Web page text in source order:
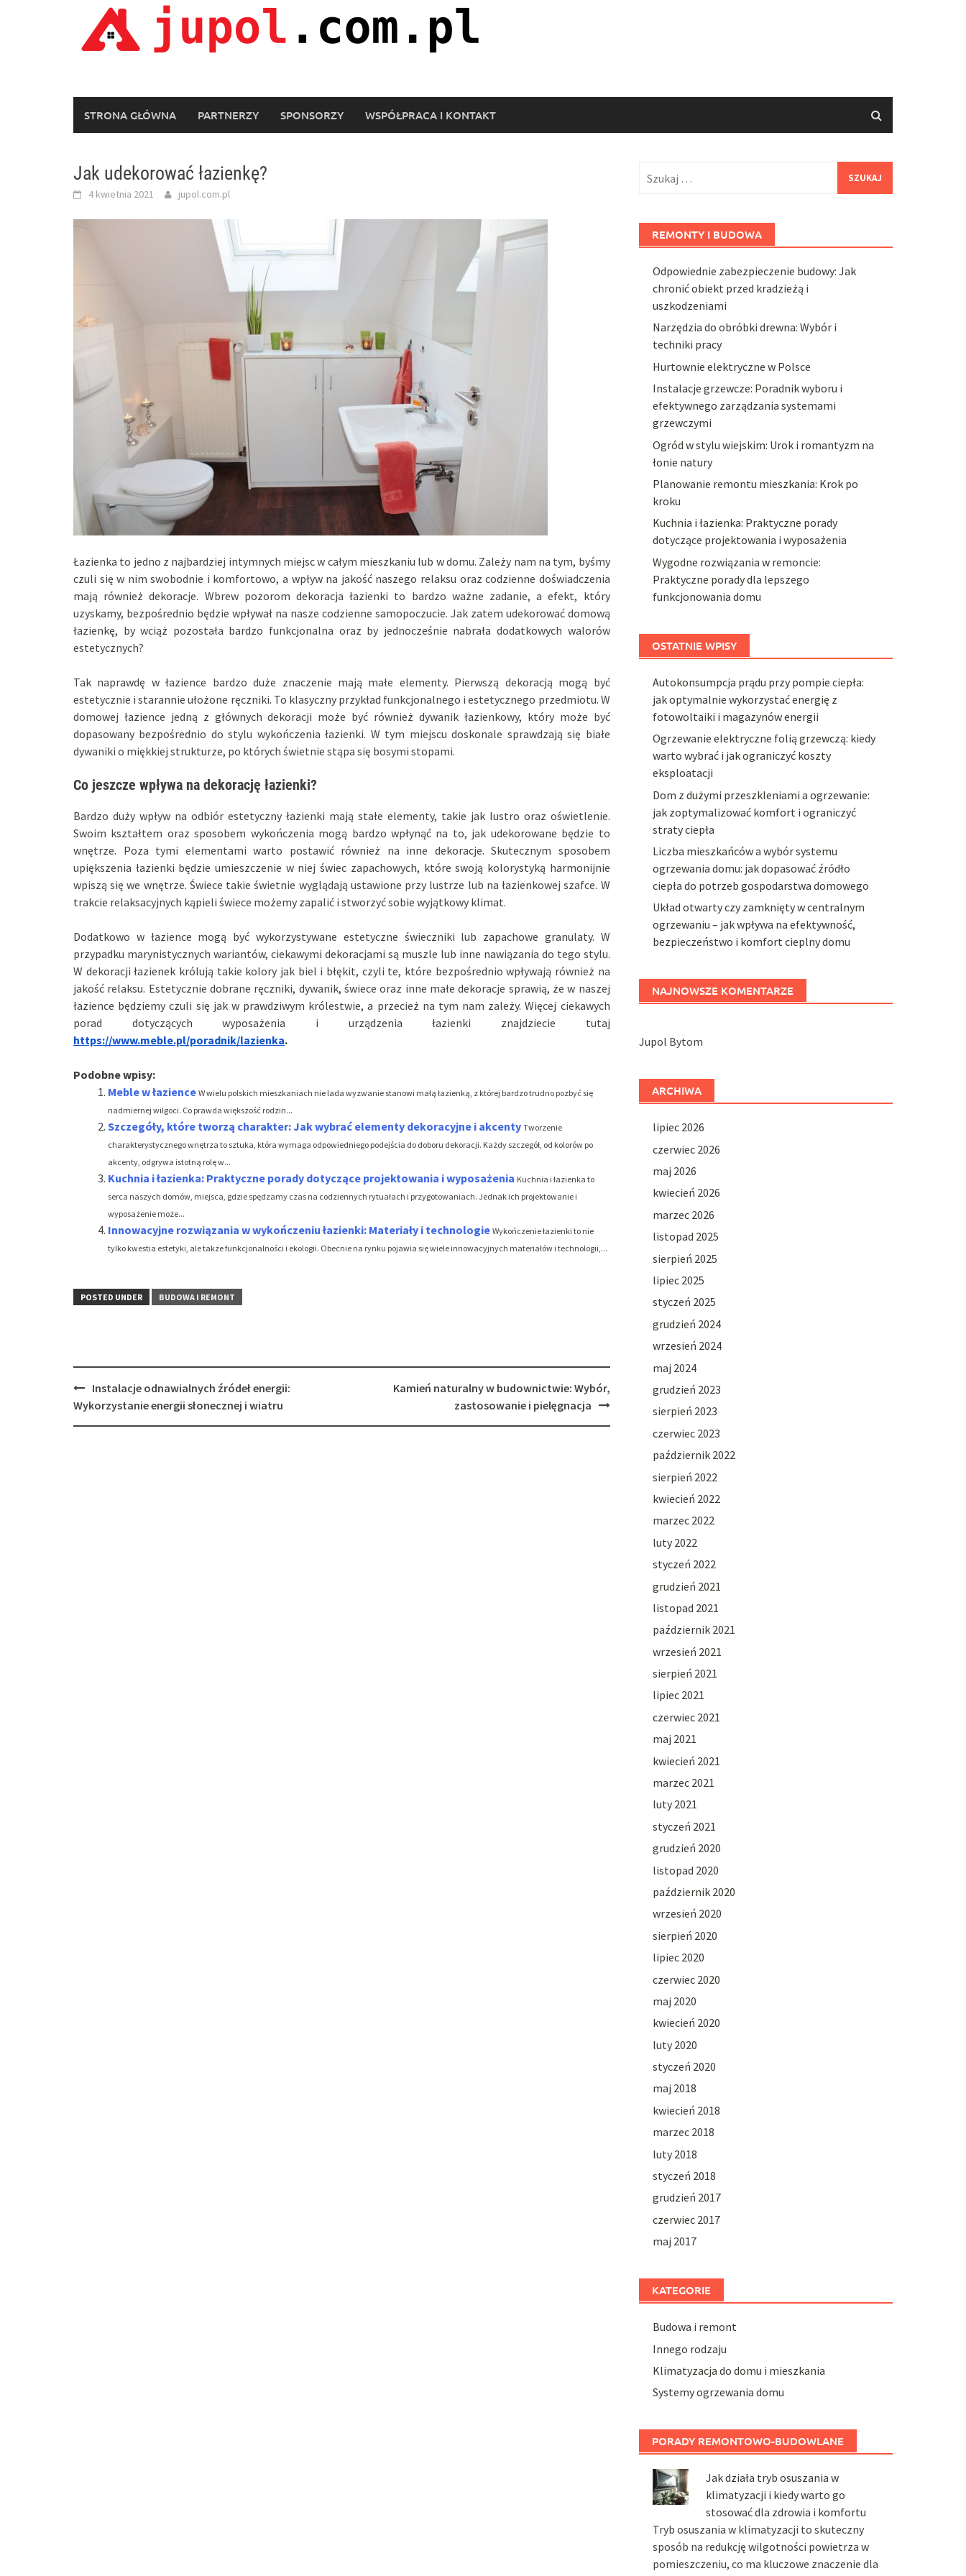
STRONA GŁÓWNA PARTNERZY SPONSORZY WSPÓŁPRACA I KONTAKT
Jak udekorować łazienkę?
4 kwietnia 2021 jupol.com.pl
Łazienka to jedno z najbardziej intymnych miejsc w całym mieszkaniu lub w domu. Zależy nam na tym, byśmy
czuli się w nim swobodnie i komfortowo, a wpływ na jakość naszego relaksu oraz codzienne doświadczenia
mają również dekoracje. Wbrew pozorom dekoracja łazienki to bardzo ważne zadanie, a efekt, który
uzyskamy, bezpośrednio będzie wpływał na nasze codzienne samopoczucie. Jak zatem udekorować domową
łazienkę, by wciąż pozostała bardzo funkcjonalna oraz by jednocześnie nabrała dodatkowych walorów
estetycznych?
Tak naprawdę w łazience bardzo duże znaczenie mają małe elementy. Pierwszą dekoracją mogą być
estetycznie i starannie ułożone ręczniki. To klasyczny przykład funkcjonalnego i estetycznego przedmiotu. W
domowej łazience jedną z głównych dekoracji może być również dywanik łazienkowy, który może być
dopasowany bezpośrednio do stylu wykończenia łazienki. W tym miejscu doskonale sprawdzają się białe
dywaniki o miękkiej strukturze, po których świetnie stąpa się bosymi stopami.
Co jeszcze wpływa na dekorację łazienki?
Bardzo duży wpływ na odbiór estetyczny łazienki mają stałe elementy, takie jak lustro oraz oświetlenie.
Swoim kształtem oraz sposobem wykończenia mogą bardzo wpłynąć na to, jak udekorowane będzie to
wnętrze. Poza tymi elementami warto postawić również na inne dekoracje. Skutecznym sposobem
upiększenia łazienki będzie umieszczenie w niej świec zapachowych, które swoją kolorystyką harmonijnie
wpiszą się we wnętrze. Świece takie świetnie wyglądają ustawione przy lustrze lub na łazienkowej szafce. W
trakcie relaksacyjnych kąpieli świece możemy zapalić i stworzyć sobie wyjątkowy klimat.
Dodatkowo w łazience mogą być wykorzystywane estetyczne świeczniki lub zapachowe granulaty. W
przypadku marynistycznych wariantów, ciekawymi dekoracjami są muszle lub inne nawiązania do tego stylu.
W dekoracji łazienek królują takie kolory jak biel i błękit, czyli te, które bezpośrednio wpływają również na
jakość relaksu. Estetycznie dobrane ręczniki, dywanik, świece oraz inne małe dekoracje sprawią, że w naszej
łazience będziemy czuli się jak w prawdziwym królestwie, a przecież na tym nam zależy. Więcej ciekawych
porad dotyczących wyposażenia i urządzenia łazienki znajdziecie tutaj
https://www.meble.pl/poradnik/lazienka.
Podobne wpisy:
Meble w łazience W wielu polskich mieszkaniach nie lada wyzwanie stanowi małą łazienką, z której bardzo trudno pozbyć się
nadmiernej wilgoci. Co prawda większość rodzin...
Szczegóły, które tworzą charakter: Jak wybrać elementy dekoracyjne i akcenty Tworzenie
charakterystycznego wnętrza to sztuka, która wymaga odpowiedniego podejścia do doboru dekoracji. Każdy szczegół, od kolorów po
akcenty, odgrywa istotną rolę w...
Kuchnia i łazienka: Praktyczne porady dotyczące projektowania i wyposażenia Kuchnia i łazienka to
serca naszych domów, miejsca, gdzie spędzamy czas na codziennych rytuałach i przygotowaniach. Jednak ich projektowanie i
wyposażenie może...
Innowacyjne rozwiązania w wykończeniu łazienki: Materiały i technologie Wykończenie łazienki to nie
tylko kwestia estetyki, ale także funkcjonalności i ekologii. Obecnie na rynku pojawia się wiele innowacyjnych materiałów i technologii,...
POSTED UNDER BUDOWA I REMONT
Post
navigation
Instalacje odnawialnych źródeł energii:
Wykorzystanie energii słonecznej i wiatru
Kamień naturalny w budownictwie: Wybór,
zastosowanie i pielęgnacja
REMONTY I BUDOWA
Odpowiednie zabezpieczenie budowy: Jak
chronić obiekt przed kradzieżą i
uszkodzeniami
Narzędzia do obróbki drewna: Wybór i
techniki pracy
Hurtownie elektryczne w Polsce
Instalacje grzewcze: Poradnik wyboru i
efektywnego zarządzania systemami
grzewczymi
Ogród w stylu wiejskim: Urok i romantyzm na
łonie natury
Planowanie remontu mieszkania: Krok po
kroku
Kuchnia i łazienka: Praktyczne porady
dotyczące projektowania i wyposażenia
Wygodne rozwiązania w remoncie:
Praktyczne porady dla lepszego
funkcjonowania domu
OSTATNIE WPISY
Autokonsumpcja prądu przy pompie ciepła:
jak optymalnie wykorzystać energię z
fotowoltaiki i magazynów energii
Ogrzewanie elektryczne folią grzewczą: kiedy
warto wybrać i jak ograniczyć koszty
eksploatacji
Dom z dużymi przeszkleniami a ogrzewanie:
jak zoptymalizować komfort i ograniczyć
straty ciepła
Liczba mieszkańców a wybór systemu
ogrzewania domu: jak dopasować źródło
ciepła do potrzeb gospodarstwa domowego
Układ otwarty czy zamknięty w centralnym
ogrzewaniu – jak wpływa na efektywność,
bezpieczeństwo i komfort cieplny domu
NAJNOWSZE KOMENTARZE
Jupol Bytom
ARCHIWA
lipiec 2026
czerwiec 2026
maj 2026
kwiecień 2026
marzec 2026
listopad 2025
sierpień 2025
lipiec 2025
styczeń 2025
grudzień 2024
wrzesień 2024
maj 2024
grudzień 2023
sierpień 2023
czerwiec 2023
październik 2022
sierpień 2022
kwiecień 2022
marzec 2022
luty 2022
styczeń 2022
grudzień 2021
listopad 2021
październik 2021
wrzesień 2021
sierpień 2021
lipiec 2021
czerwiec 2021
maj 2021
kwiecień 2021
marzec 2021
luty 2021
styczeń 2021
grudzień 2020
listopad 2020
październik 2020
wrzesień 2020
sierpień 2020
lipiec 2020
czerwiec 2020
maj 2020
kwiecień 2020
luty 2020
styczeń 2020
maj 2018
kwiecień 2018
marzec 2018
luty 2018
styczeń 2018
grudzień 2017
czerwiec 2017
maj 2017
KATEGORIE
Budowa i remont
Innego rodzaju
Klimatyzacja do domu i mieszkania
Systemy ogrzewania domu
PORADY REMONTOWO-BUDOWLANE
Jak działa tryb osuszania w
klimatyzacji i kiedy warto go
stosować dla zdrowia i komfortu
Tryb osuszania w klimatyzacji to skuteczny
sposób na redukcję wilgotności powietrza w
pomieszczeniu, co ma kluczowe znaczenie dla